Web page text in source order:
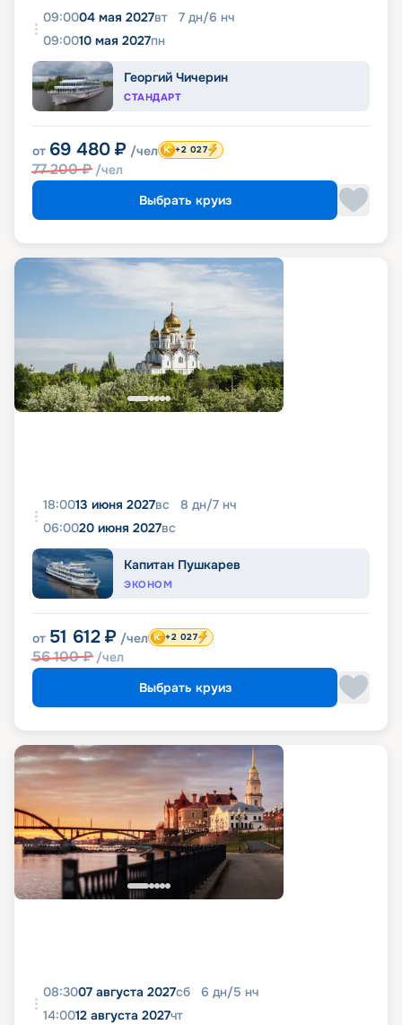
09:0004 мая 2027вт 7 дн/6 нч
09:0010 мая 2027пн
Георгий Чичерин
СТАНДАРТ
от 69 480 ₽ /чел
77 200₽ /чел
+2 027
Выбрать круиз
18:0013 июня 2027вс 8 дн/7 нч
06:0020 июня 2027вс
Капитан Пушкарев
ЭКОНОМ
от 51 612 ₽ /чел
56 100₽ /чел
+2 027
Выбрать круиз
08:3007 августа 2027сб 6 дн/5 нч
14:0012 августа 2027чт